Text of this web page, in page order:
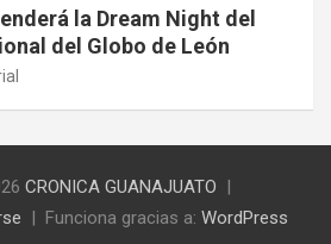
la Dream Night del
del Globo de León
CRONICA GUANAJUATO
Funciona gracias a: WordPress